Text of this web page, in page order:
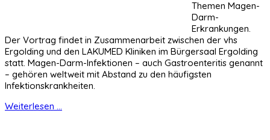
Themen Magen-
Darm-
Erkrankungen.
Der Vortrag findet in Zusammenarbeit zwischen der vhs
Ergolding und den LAKUMED Kliniken im Bürgersaal Ergolding
statt. Magen-Darm-Infektionen – auch Gastroenteritis genannt
– gehören weltweit mit Abstand zu den häufigsten
Infektionskrankheiten.
Weiterlesen ...